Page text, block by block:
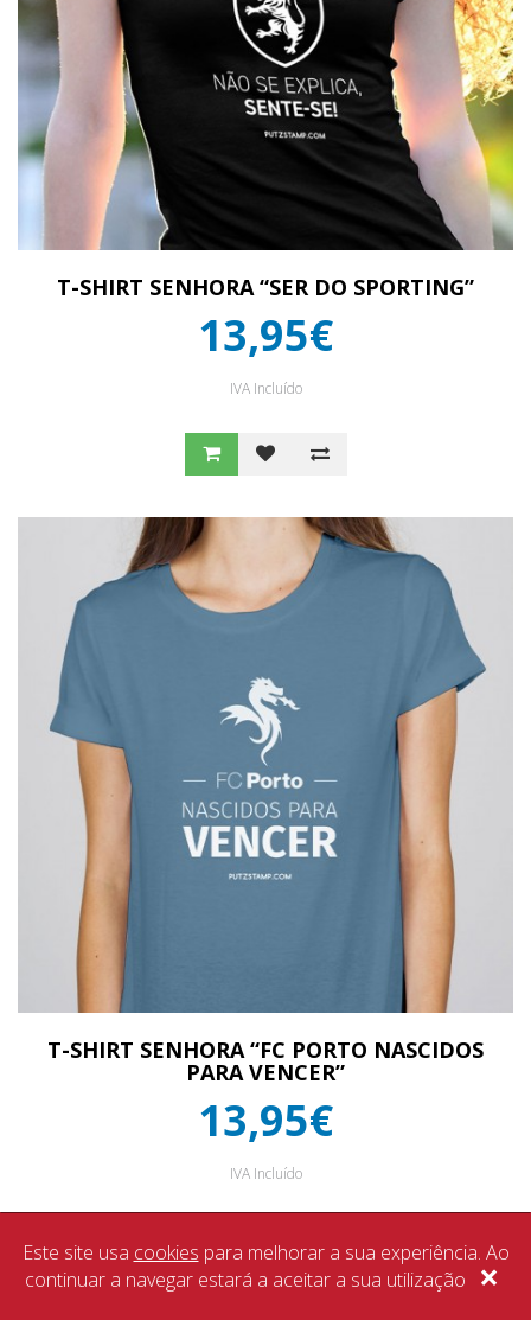
T-SHIRT SENHORA “SER DO SPORTING”
13,95€
IVA Incluído
T-SHIRT SENHORA “FC PORTO NASCIDOS
PARA VENCER”
13,95€
IVA Incluído
Este site usa cookies para melhorar a sua experiência. Ao
continuar a navegar estará a aceitar a sua utilização ×